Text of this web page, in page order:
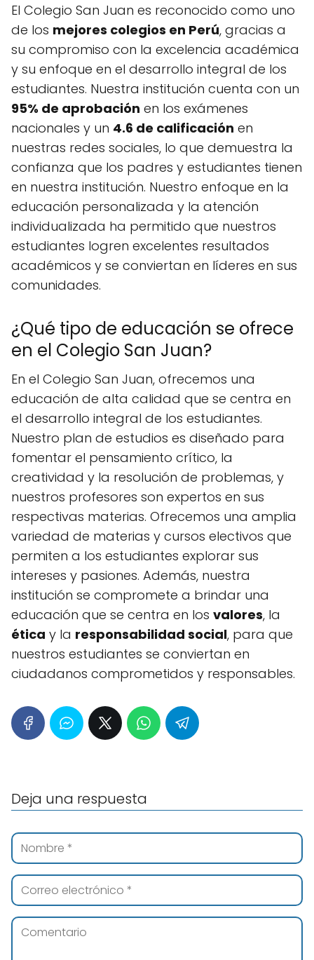
El Colegio San Juan es reconocido como uno
de los mejores colegios en Perú, gracias a
su compromiso con la excelencia académica
y su enfoque en el desarrollo integral de los
estudiantes. Nuestra institución cuenta con un
95% de aprobación en los exámenes
nacionales y un 4.6 de calificación en
nuestras redes sociales, lo que demuestra la
confianza que los padres y estudiantes tienen
en nuestra institución. Nuestro enfoque en la
educación personalizada y la atención
individualizada ha permitido que nuestros
estudiantes logren excelentes resultados
académicos y se conviertan en líderes en sus
comunidades.
¿Qué tipo de educación se ofrece
en el Colegio San Juan?
En el Colegio San Juan, ofrecemos una
educación de alta calidad que se centra en
el desarrollo integral de los estudiantes.
Nuestro plan de estudios es diseñado para
fomentar el pensamiento crítico, la
creatividad y la resolución de problemas, y
nuestros profesores son expertos en sus
respectivas materias. Ofrecemos una amplia
variedad de materias y cursos electivos que
permiten a los estudiantes explorar sus
intereses y pasiones. Además, nuestra
institución se compromete a brindar una
educación que se centra en los valores, la
ética y la responsabilidad social, para que
nuestros estudiantes se conviertan en
ciudadanos comprometidos y responsables.
Deja una respuesta